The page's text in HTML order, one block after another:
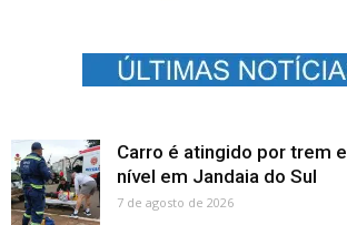
Carro é atingido por trem
nível em Jandaia do Sul
7 de agosto de 2026